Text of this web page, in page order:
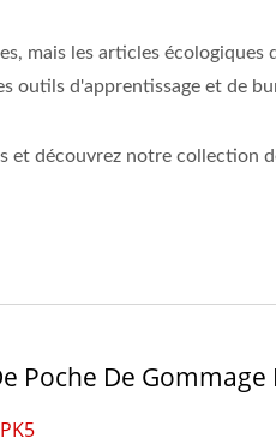
mais les articles
outils d'apprentissage et de
et découvrez notre collection
Poche De